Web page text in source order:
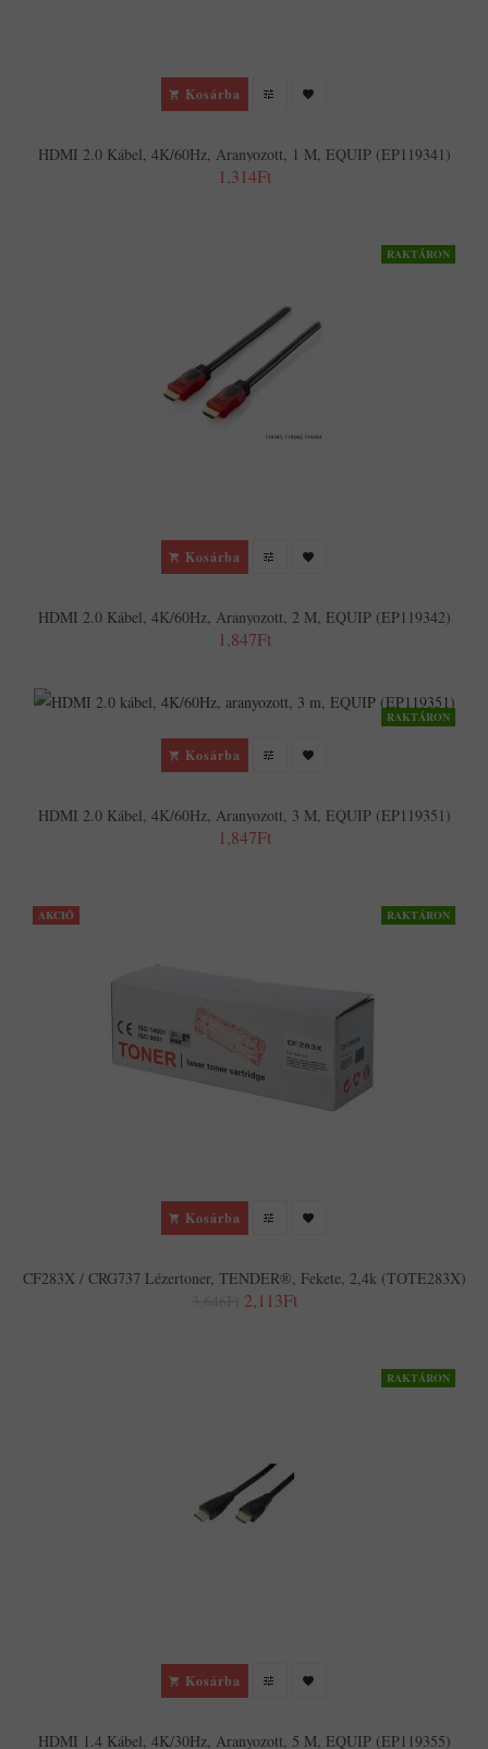
Kosárba
HDMI 2.0 Kábel, 4K/60Hz, Aranyozott, 1 M, EQUIP (EP119341)
1,314Ft
RAKTÁRON
Kosárba
HDMI 2.0 Kábel, 4K/60Hz, Aranyozott, 2 M, EQUIP (EP119342)
1,847Ft
RAKTÁRON
Kosárba
HDMI 2.0 Kábel, 4K/60Hz, Aranyozott, 3 M, EQUIP (EP119351)
1,847Ft
AKCIÓ RAKTÁRON
Kosárba
CF283X / CRG737 Lézertoner, TENDER®, Fekete, 2,4k (TOTE283X)
2,113Ft
RAKTÁRON
Kosárba
HDMI 1.4 Kábel, 4K/30Hz, Aranyozott, 5 M, EQUIP (EP119355)